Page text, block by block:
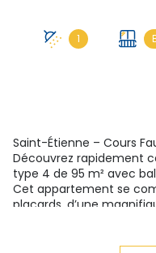
1
Saint-Étienne – Cours
Découvrez rapidement
type 4 de 95 m² avec
Cet appartement se
placards, d’une